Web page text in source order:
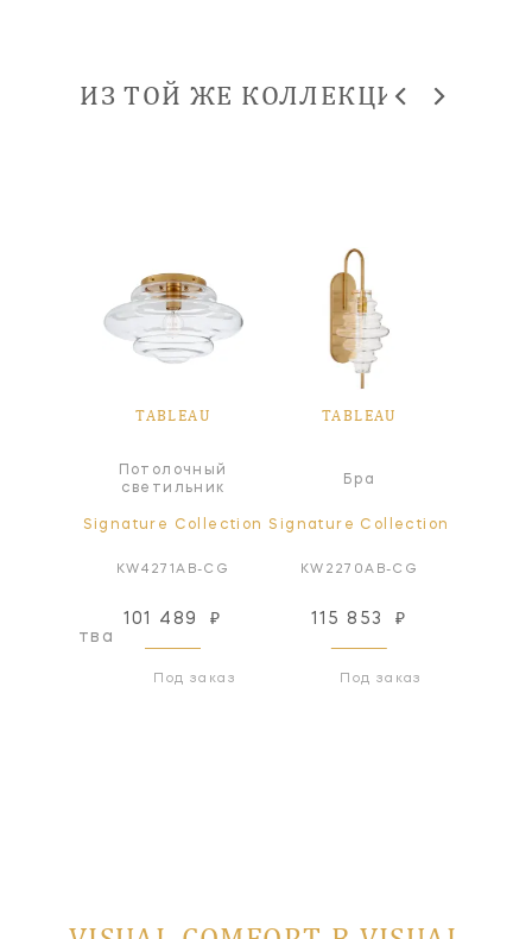
ИЗ ТОЙ ЖЕ КОЛЛЕКЦИИ
TABLEAU
Потолочный
светильник
Signature Collection
KW4271AB-CG
101 489 ₽
Под заказ
TABLEAU
Бра
Signature Collection
KW2270AB-CG
115 853 ₽
Под заказ